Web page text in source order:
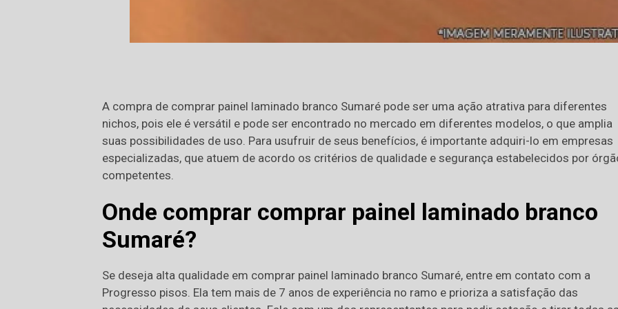
A compra de comprar painel laminado branco Sumaré pode ser uma ação atrativa para diferentes
nichos, pois ele é versátil e pode ser encontrado no mercado em diferentes modelos, o que amplia
suas possibilidades de uso. Para usufruir de seus benefícios, é importante adquiri-lo em empresas
especializadas, que atuem de acordo os critérios de qualidade e segurança estabelecidos por
competentes.
Onde comprar comprar painel laminado branco
Sumaré?
Se deseja alta qualidade em comprar painel laminado branco Sumaré, entre em contato com a
Progresso pisos. Ela tem mais de 7 anos de experiência no ramo e prioriza a satisfação das